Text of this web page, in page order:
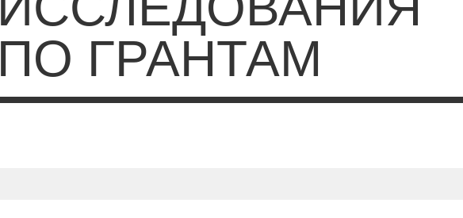
ПО ГРАНТАМ